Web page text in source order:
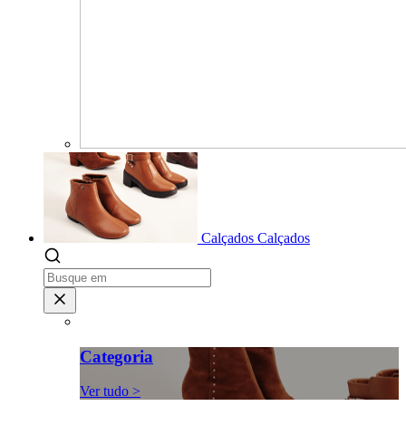
Calçados Calçados
Categoria
Ver tudo >